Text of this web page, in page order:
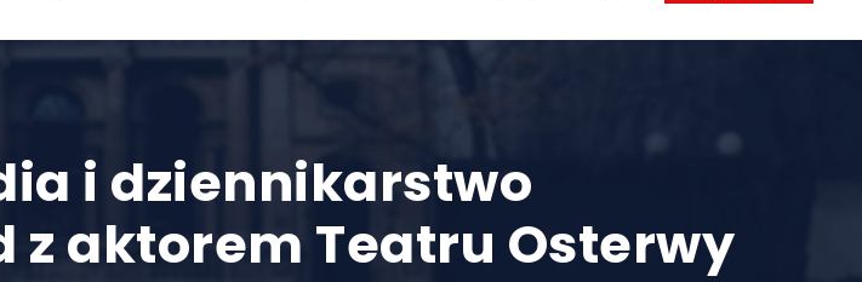
i dziennikarstwo
aktorem Teatru Osterwy